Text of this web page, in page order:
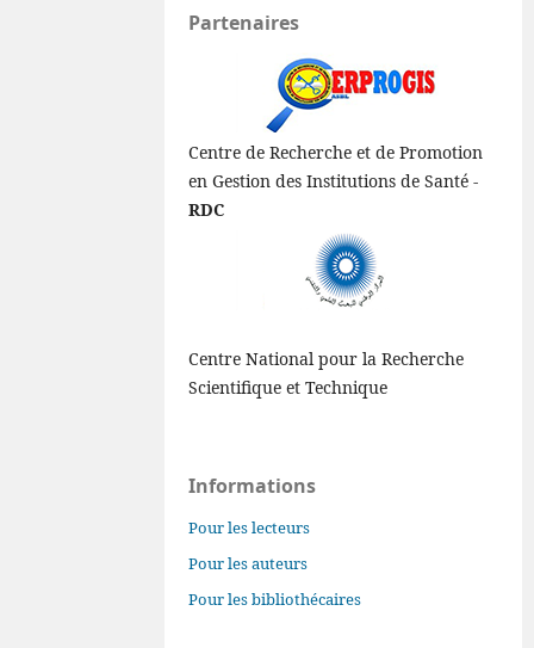
Partenaires
Centre de Recherche et de Promotion
en Gestion des Institutions de Santé -
RDC
Centre National pour la Recherche
Scientifique et Technique
Informations
Pour les lecteurs
Pour les auteurs
Pour les bibliothécaires